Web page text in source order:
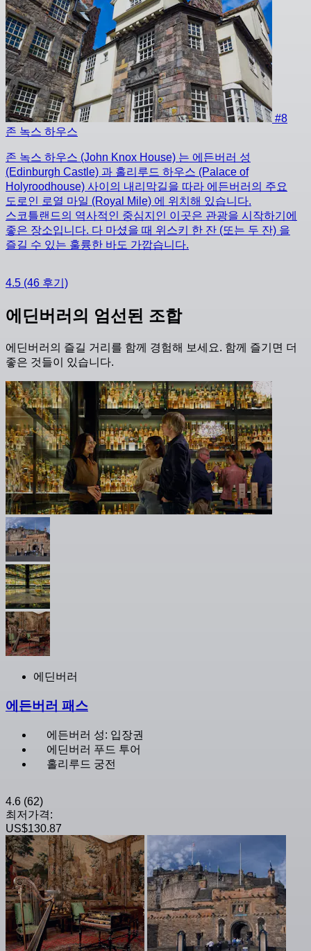
#8
존 녹스 하우스
존 녹스 하우스 (John Knox House) 는 에든버러 성
(Edinburgh Castle) 과 홀리루드 하우스 (Palace of
Holyroodhouse) 사이의 내리막길을 따라 에든버러의 주요
도로인 로열 마일 (Royal Mile) 에 위치해 있습니다.
스코틀랜드의 역사적인 중심지인 이곳은 관광을 시작하기에
좋은 장소입니다. 다 마셨을 때 위스키 한 잔 (또는 두 잔) 을
즐길 수 있는 훌륭한 바도 가깝습니다.
4.5 (46 후기)
에딘버러의 엄선된 조합
에딘버러의 즐길 거리를 함께 경험해 보세요. 함께 즐기면 더
좋은 것들이 있습니다.
에딘버러
에든버러 패스
에든버러 성: 입장권
에딘버러 푸드 투어
홀리루드 궁전
4.6 (62)
최저가격:
US$130.87